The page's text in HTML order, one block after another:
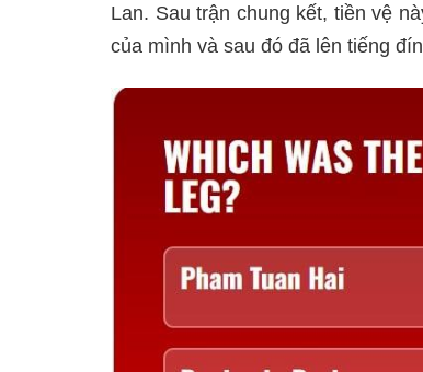
Lan. Sau trận chung kết, tiền vệ
của mình và sau đó đã lên tiếng